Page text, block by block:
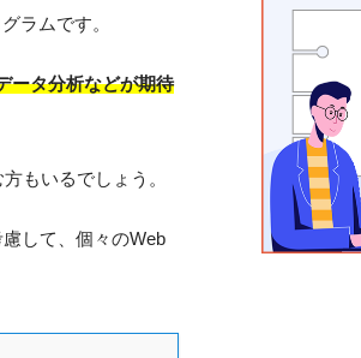
ラムです。
ータ分析などが期待
もいるでしょう。
して、個々のWeb